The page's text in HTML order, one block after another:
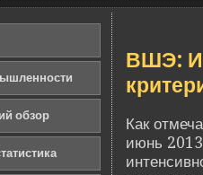
обзор
ВШЭ:
Как
июнь 2013